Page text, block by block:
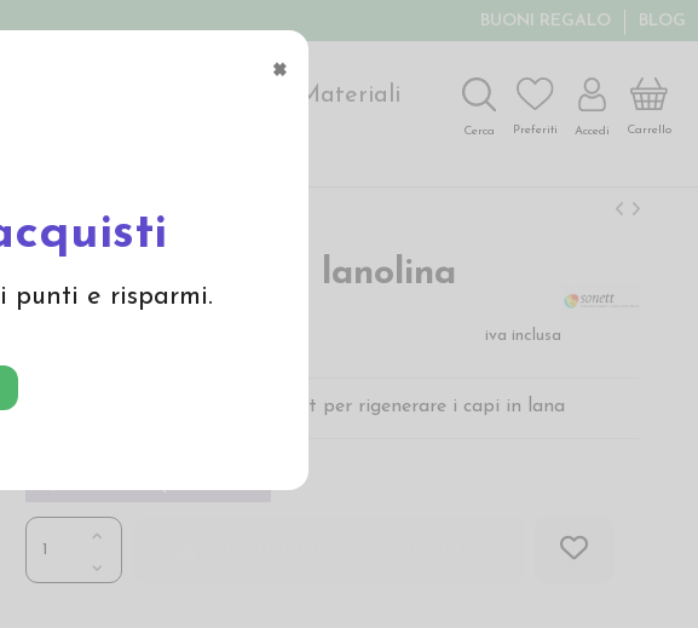
×
punti e risparmi.
BUONI REGALO BLOG
Materiali
Cerca Preferiti Accedi Carrello
Trattamento alla lanolina
iva inclusa
Trattamento alla lanolina Sonett per rigenerare i capi in lana